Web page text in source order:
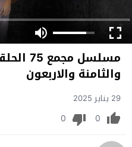
والثامنة والاربعون
29 يناير 2025
0
0